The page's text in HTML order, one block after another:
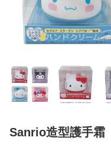
Sanrio造型護手霜